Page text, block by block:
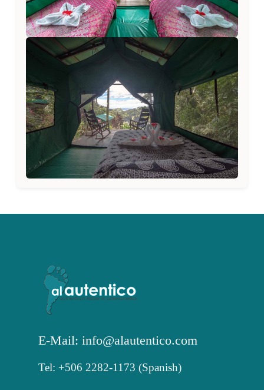
E-Mail: info@alautentico.com
Tel: +506 2282-1173 (Spanish)